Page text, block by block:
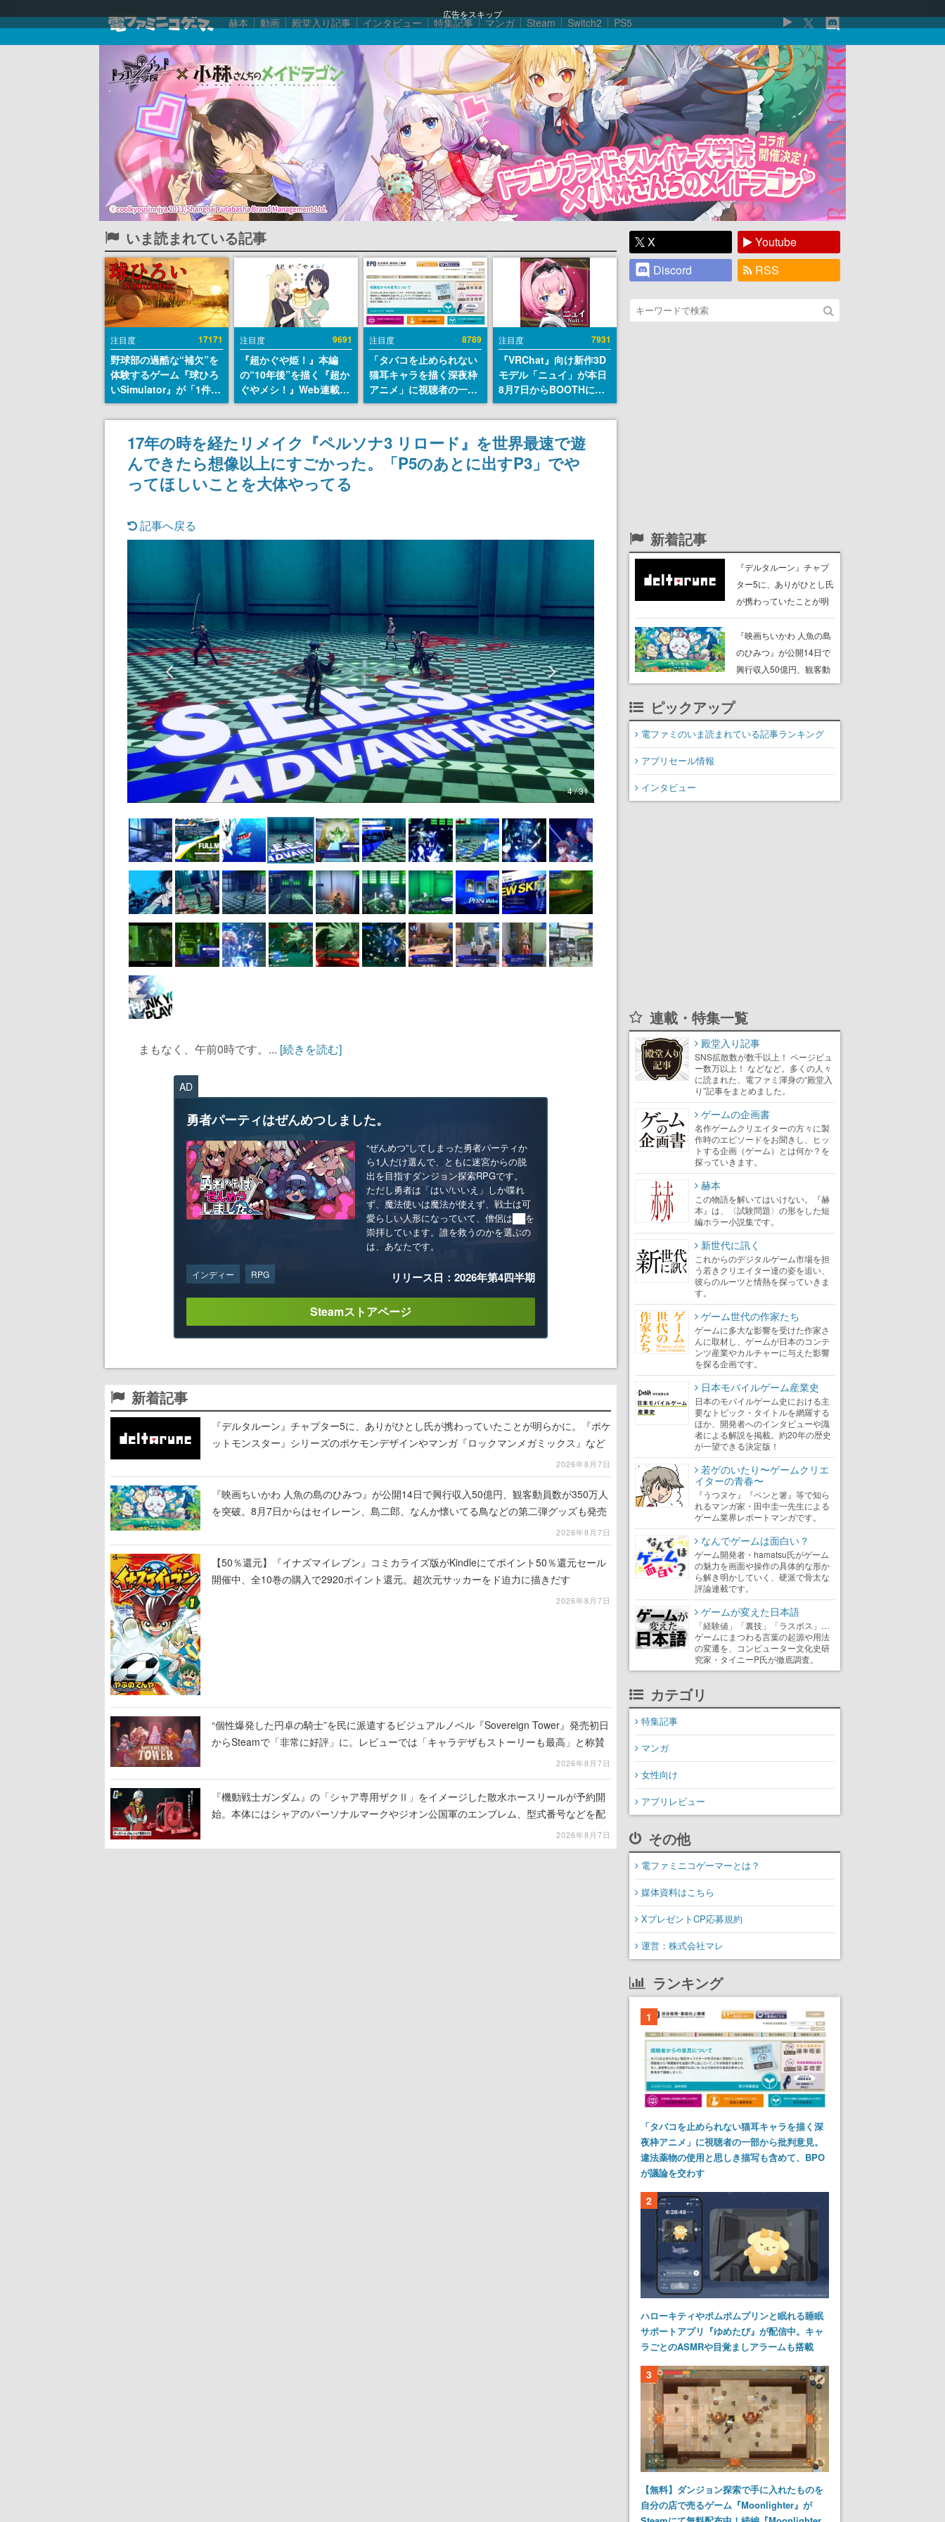
広告をスキップ
赫本 動画 殿堂入り記事 インタビュー 特集記事 マンガ Steam Switch2 PS5
いま読まれている記事
注目度 17171
野球部の過酷な“補欠”を
体験するゲーム『球ひろ
いSimulator』が「1件」
のウィッシュリストをも
とにチェコ語に対応し
SNSで話題に。『キング
ダム・カム』開発元やチ
ェコのプロ野球選手から
称賛の声
注目度 9691
『超かぐや姫！』本編
の“10年後”を描く『超か
ぐやメシ！』Web連載決
定。新たなWebマンガレ
ーベル「ビビビコミッ
ク」にて特別話が掲載ス
タート、あのお話には…
まだ続きがある！
注目度 8789
「タバコを止められない
猫耳キャラを描く深夜枠
アニメ」に視聴者の一部
から批判意見。違法薬物
の使用と思しき描写も含
めて、BPOが議論を交わ
す
注目度 7931
『VRChat』向け新作3D
モデル「ニュイ」が本日
8月7日からBOOTHにて
発売。瞳に光る星や感情
豊かな表情が、小悪魔か
わいい
17年の時を経たリメイク『ペルソナ3 リロード』を世界最速で遊
んできたら想像以上にすごかった。「P5のあとに出すP3」でや
ってほしいことを大体やってる
記事へ戻る
4 / 31
まもなく、午前0時です。... [続きを読む]
AD
勇者パーティはぜんめつしました。
“ぜんめつ”してしまった勇者パーティか
ら1人だけ選んで、ともに迷宮からの脱
出を目指すダンジョン探索RPGです。
ただし勇者は「はい/いいえ」しか喋れ
ず、魔法使いは魔法が使えず、戦士は可
愛らしい人形になっていて、僧侶は██を
崇拝しています。誰を救うのかを選ぶの
は、あなたです。
インディー RPG リリース日：2026年第4四半期
Steamストアページ
新着記事
『デルタルーン』チャプター5に、ありがひとし氏が携わっていたことが明らかに。『ポケ
ットモンスター』シリーズのポケモンデザインやマンガ『ロックマンメガミックス』など
2026年8月7日
『映画ちいかわ 人魚の島のひみつ』が公開14日で興行収入50億円、観客動員数が350万人
を突破。8月7日からはセイレーン、島二郎、なんか懐いてる鳥などの第二弾グッズも発売
2026年8月7日
【50％還元】『イナズマイレブン』コミカライズ版がKindleにてポイント50％還元セール
開催中、全10巻の購入で2920ポイント還元。超次元サッカーをド迫力に描きだす
2026年8月7日
“個性爆発した円卓の騎士”を民に派遣するビジュアルノベル『Sovereign Tower』発売初日
からSteamで「非常に好評」に。レビューでは「キャラデザもストーリーも最高」と称賛
2026年8月7日
『機動戦士ガンダム』の「シャア専用ザクⅡ」をイメージした散水ホースリールが予約開
始。本体にはシャアのパーソナルマークやジオン公国軍のエンブレム、型式番号などを配
2026年8月7日
X
Youtube
Discord
RSS
新着記事
『デルタルーン』チャプ
ター5に、ありがひとし氏
が携わっていたことが明
らかに。『ポケットモン
スター』シリーズのポケ
モンデザインやマンガ
『ロックマンメガミック
ス』などで知られる
『映画ちいかわ 人魚の島
のひみつ』が公開14日で
興行収入50億円、観客動
員数が350万人を突破。8
島二郎、なんか懐いてる
鳥などの第二弾グッズも
ピックアップ
電ファミのいま読まれている記事ランキング
アプリセール情報
インタビュー
連載・特集一覧
殿堂入り記事
SNS拡散数が数千以上！ ページビュ
ー数万以上！ などなど。多くの人々
に読まれた、電ファミ渾身の“殿堂入
り”記事をまとめました。
ゲームの企画書
名作ゲームクリエイターの方々に製
作時のエピソードをお聞きし、ヒッ
トする企画（ゲーム）とは何か？を
探っていきます。
赫本
この物語を解いてはいけない。『赫
本』は、〈試験問題〉の形をした短
編ホラー小説集です。
新世代に訊く
これからのデジタルゲーム市場を担
う若きクリエイター達の姿を追い、
彼らのルーツと情熱を探っていきま
す。
ゲーム世代の作家たち
ゲームに多大な影響を受けた作家さ
んに取材し、ゲームが日本のコンテ
ンツ産業やカルチャーに与えた影響
を探る企画です。
日本モバイルゲーム産業史
日本のモバイルゲーム史における主
要なトピック・タイトルを網羅する
ほか、開発者へのインタビューや識
者による解説を掲載。約20年の歴史
が一望できる決定版！
若ゲのいたり〜ゲームクリエ
イターの青春〜
『うつヌケ』『ペンと箸』等で知ら
れるマンガ家・田中圭一先生による
ゲーム業界レポートマンガです。
なんでゲームは面白い？
ゲーム開発者・hamatsu氏がゲーム
の魅力を画面や操作の具体的な形か
ら解き明かしていく、硬派で骨太な
評論連載です。
ゲームが変えた日本語
「経験値」「裏技」「ラスボス」…
ゲームにまつわる言葉の起源や用法
の変遷を、コンピューター文化史研
究家・タイニーP氏が徹底調査。
カテゴリ
特集記事
マンガ
女性向け
アプリレビュー
その他
電ファミニコゲーマーとは？
媒体資料はこちら
XプレゼントCP応募規約
運営：株式会社マレ
ランキング
1
「タバコを止められない猫耳キャラを描く深
夜枠アニメ」に視聴者の一部から批判意見。
違法薬物の使用と思しき描写も含めて、BPO
が議論を交わす
2
ハローキティやポムポムプリンと眠れる睡眠
サポートアプリ『ゆめたび』が配信中。キャ
ラごとのASMRや目覚ましアラームも搭載
3
【無料】ダンジョン探索で手に入れたものを
自分の店で売るゲーム『Moonlighter』が